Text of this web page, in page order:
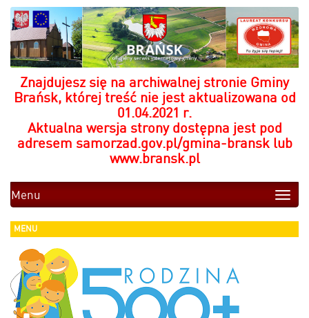
Znajdujesz się na archiwalnej stronie Gminy
Brańsk, której treść nie jest aktualizowana od
01.04.2021 r.
Aktualna wersja strony dostępna jest pod
adresem samorzad.gov.pl/gmina-bransklub
www.bransk.pl
Toggle
Menu
MENU